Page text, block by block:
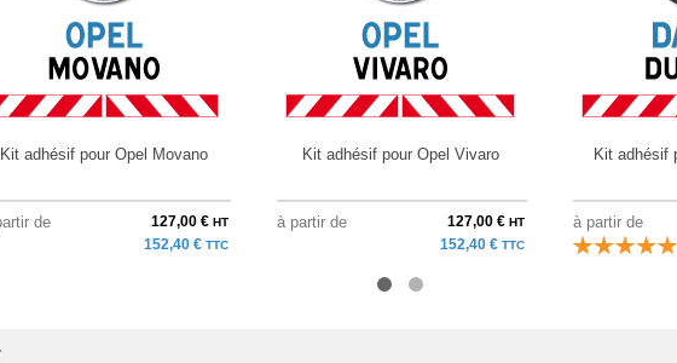
Kit adhésif pour Opel Movano
de 127,00 € HT
152,40 € TTC
Kit adhésif pour Opel Vivaro
à partir de 127,00 € HT
152,40 € TTC
Kit adhésif
à partir de